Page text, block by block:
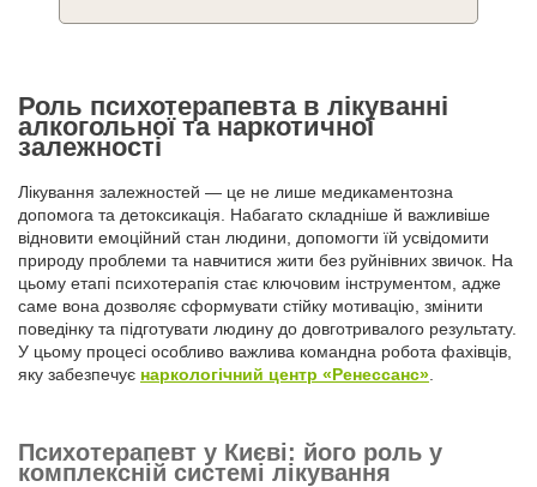
Роль психотерапевта в лікуванні
алкогольної та наркотичної
залежності
Лікування залежностей — це не лише медикаментозна
допомога та детоксикація. Набагато складніше й важливіше
відновити емоційний стан людини, допомогти їй усвідомити
природу проблеми та навчитися жити без руйнівних звичок. На
цьому етапі психотерапія стає ключовим інструментом, адже
саме вона дозволяє сформувати стійку мотивацію, змінити
поведінку та підготувати людину до довготривалого результату.
У цьому процесі особливо важлива командна робота фахівців,
яку забезпечує наркологічний центр «Ренессанс»
Психотерапевт у Києві: його роль у
комплексній системі лікування